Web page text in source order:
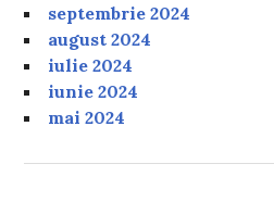
septembrie 2024
august 2024
iulie 2024
iunie 2024
mai 2024